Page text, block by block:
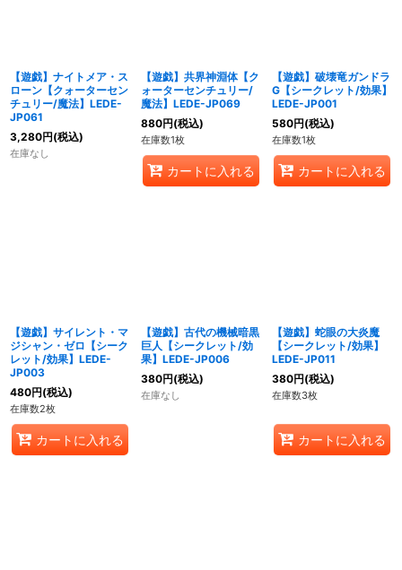
【遊戯】ナイトメア・ス
ローン【クォーターセン
チュリー/魔法】LEDE-
JP061
3,280円(税込)
在庫なし
【遊戯】共界神淵体【ク
ォーターセンチュリー/
魔法】LEDE-JP069
880円(税込)
在庫数1枚
カートに入れる
【遊戯】破壊竜ガンドラ
G【シークレット/効果】
LEDE-JP001
580円(税込)
在庫数1枚
カートに入れる
【遊戯】サイレント・マ
ジシャン・ゼロ【シーク
レット/効果】LEDE-
JP003
480円(税込)
在庫数2枚
カートに入れる
【遊戯】古代の機械暗黒
巨人【シークレット/効
果】LEDE-JP006
380円(税込)
在庫なし
【遊戯】蛇眼の大炎魔
【シークレット/効果】
LEDE-JP011
380円(税込)
在庫数3枚
カートに入れる